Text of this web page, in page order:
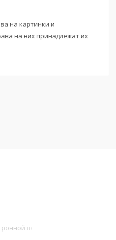
на картинки и
на них принадлежат их